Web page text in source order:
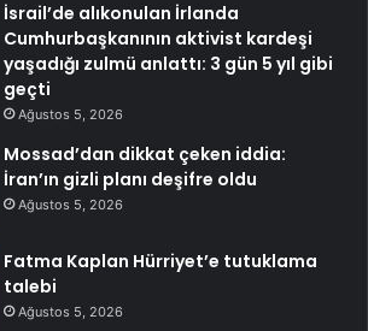
İsrail’de alıkonulan İrlanda
Cumhurbaşkanının aktivist kardeşi
yaşadığı zulmü anlattı: 3 gün 5 yıl gibi
geçti
Ağustos 5, 2026
Mossad’dan dikkat çeken iddia:
İran’ın gizli planı deşifre oldu
Ağustos 5, 2026
Fatma Kaplan Hürriyet’e tutuklama
talebi
Ağustos 5, 2026